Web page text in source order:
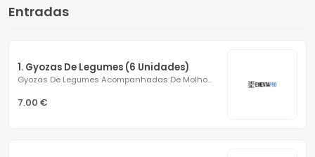
Entradas
1. Gyozas De Legumes (6 Unidades)
Gyozas De Legumes Acompanhadas De Molho...
7.00 €